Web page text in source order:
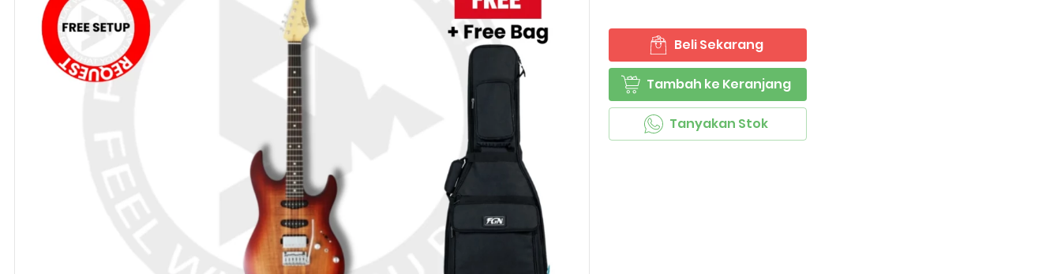
` Beli Sekarang
` Tambah ke Keranjang
` Tanyakan Stok